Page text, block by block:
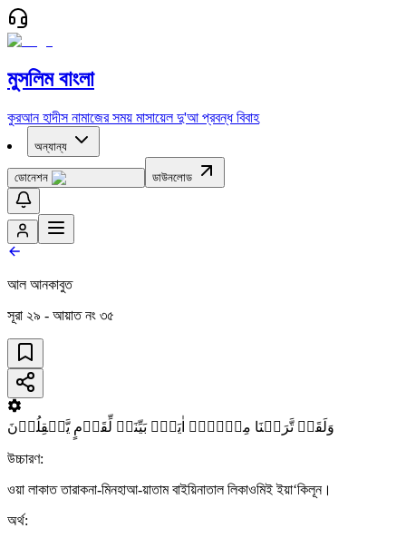
মুসলিম বাংলা
কুরআন হাদীস নামাজের সময় মাসায়েল দু'আ প্রবন্ধ বিবাহ
অন্যান্য
ডোনেশন ডাউনলোড
আল আনকাবুত
সূরা ২৯ - আয়াত নং ৩৫
وَلَقَدۡ تَّرَکۡنَا مِنۡہَاۤ اٰیَۃًۢ بَیِّنَۃً لِّقَوۡمٍ یَّعۡقِلُوۡنَ
উচ্চারণ:
ওয়া লাকাত তারাকনা-মিনহাআ-য়াতাম বাইয়িনাতাল লিকাওমিই ইয়া‘কিলূন।
অর্থ: